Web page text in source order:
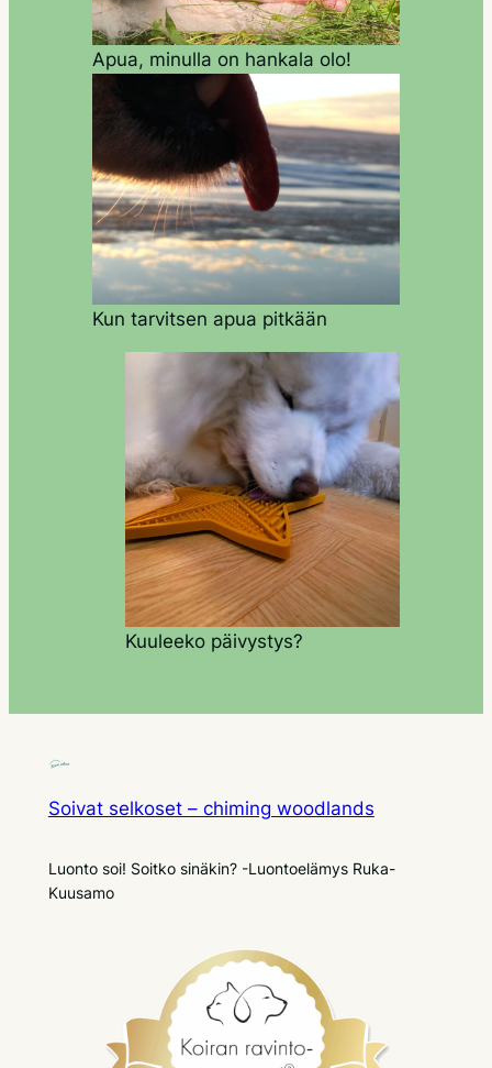
Apua, minulla on hankala olo!
Kun tarvitsen apua pitkään
Kuuleeko päivystys?
Soivat selkoset – chiming woodlands
Luonto soi! Soitko sinäkin? -Luontoelämys Ruka-
Kuusamo